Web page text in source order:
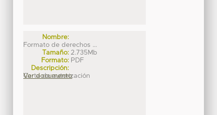
Nombre:
Formato de derechos ...
Tamaño: 2.735Mb
Formato: PDF
Descripción:
Carta de autorización
Ver documento